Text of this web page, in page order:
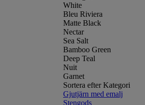
White
Bleu Riviera
Matte Black
Nectar
Sea Salt
Bamboo Green
Deep Teal
Nuit
Garnet
Sortera efter Kategori
Gjutjärn med emalj
Stengods